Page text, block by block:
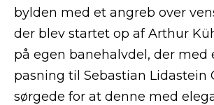
bylden med et angreb over
der blev startet op af Arthur
på egen banehalvdel, der med
pasning til Sebastian Lidastein
sørgede for at denne med